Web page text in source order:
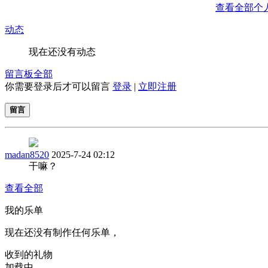
查看全部个
动态
现在还没有动态
留言板全部
你需要登录后才可以留言 登录 | 立即注册
留言
madan8520 2025-7-24 02:12
干嘛？
查看全部
我的乐单
现在还没有制作任何乐单，
收到的礼物